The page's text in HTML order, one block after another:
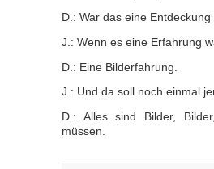
D.: War das eine
J.: Wenn es eine Erfahrung
D.: Eine Bilderfahrung.
J.: Und da soll noch einmal
D.: Alles sind Bilder,
müssen.